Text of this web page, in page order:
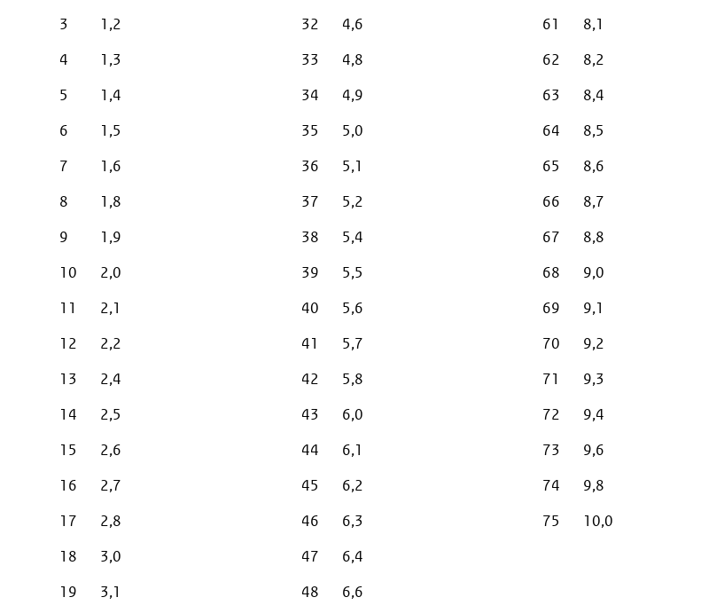
3
1,2
4
1,3
5
1,4
6
1,5
7
1,6
8
1,8
9
1,9
10
2,0
11
2,1
12
2,2
13
2,4
14
2,5
15
2,6
16
2,7
17
2,8
18
3,0
19
3,1
32
4,6
33
4,8
34
4,9
35
5,0
36
5,1
37
5,2
38
5,4
39
5,5
40
5,6
41
5,7
42
5,8
43
6,0
44
6,1
45
6,2
46
6,3
47
6,4
48
6,6
61
8,1
62
8,2
63
8,4
64
8,5
65
8,6
66
8,7
67
8,8
68
9,0
69
9,1
70
9,2
71
9,3
72
9,4
73
9,6
74
9,8
75
10,0